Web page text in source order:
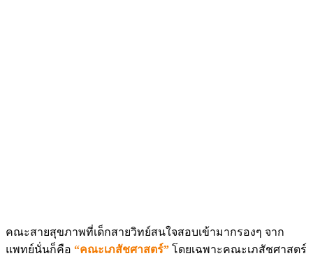
คณะสายสุขภาพที่เด็กสายวิทย์สนใจสอบเข้ามากรองๆ จาก
แพทย์นั่นก็คือ “คณะเภสัชศาสตร์” โดยเฉพาะคณะเภสัชศาสตร์